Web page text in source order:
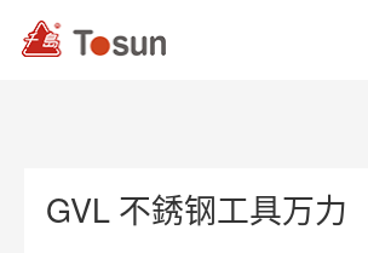
GVL 不銹钢工具万力